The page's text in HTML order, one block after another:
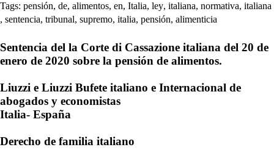
Tags: pensión, de, alimentos, en, Italia, ley, italiana, normativa, italiana
, sentencia, tribunal, supremo, italia, pensión, alimenticia
Sentencia del la Corte di Cassazione italiana del 20 de
enero de 2020 sobre la pensión de alimentos.
Liuzzi e Liuzzi Bufete italiano e Internacional de
abogados y economistas
Italia- España
Derecho de familia italiano